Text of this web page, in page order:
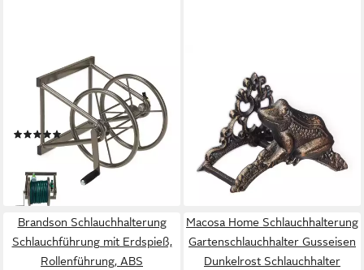
RELAXDAYS
Schlauchhalterung
Schlauchtrommel zur
Wandmontage, (1-teilig, 1-tlg)
(1)
79,99 € UVP149,99 €
-47%
lieferbar - in 2-3 Werktagen bei dir
Schlauchhalterung Antiker
Schlauchhalter mit Frosch,
(Einzelstück, 1-tlg)
19,99 € UVP 39,99 €
-50%
lieferbar - in 2-3 Werktagen bei dir
Brandson Schlauchhalterung
Schlauchführung mit Erdspieß,
Rollenführung, ABS
Macosa Home Schlauchhalterung
Gartenschlauchhalter Gusseisen
Dunkelrost Schlauchhalter